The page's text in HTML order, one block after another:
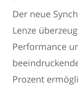
Der neue
Lenze
Performance
Prozent